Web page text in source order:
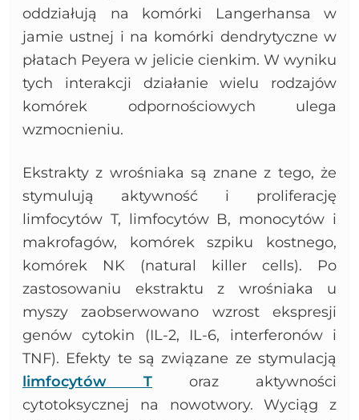
oddziałują na komórki Langerhansa w
jamie ustnej i na komórki dendrytyczne w
płatach Peyera w jelicie cienkim. W wyniku
tych interakcji działanie wielu rodzajów
komórek odpornościowych ulega
wzmocnieniu.
Ekstrakty z wrośniaka są znane z tego, że
stymulują aktywność i proliferację
limfocytów T, limfocytów B, monocytów i
makrofagów, komórek szpiku kostnego,
komórek NK (natural killer cells). Po
zastosowaniu ekstraktu z wrośniaka u
myszy zaobserwowano wzrost ekspresji
genów cytokin (IL-2, IL-6, interferonów i
TNF). Efekty te są związane ze stymulacją
limfocytów T oraz aktywności
cytotoksycznej na nowotwory. Wyciąg z